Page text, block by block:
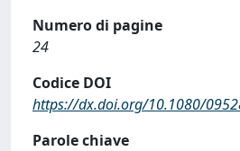
Numero di pagine
24
Codice DOI
https://dx.doi.org/10.1080/
Parole chiave